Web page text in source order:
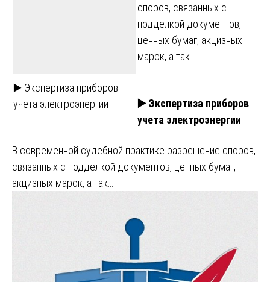
▶️ Экспертиза приборов
учета электроэнергии
споров, связанных с
подделкой документов,
ценных бумаг, акцизных
марок, а так…
▶️ Экспертиза приборов
учета электроэнергии
В современной судебной практике разрешение споров,
связанных с подделкой документов, ценных бумаг,
акцизных марок, а так…